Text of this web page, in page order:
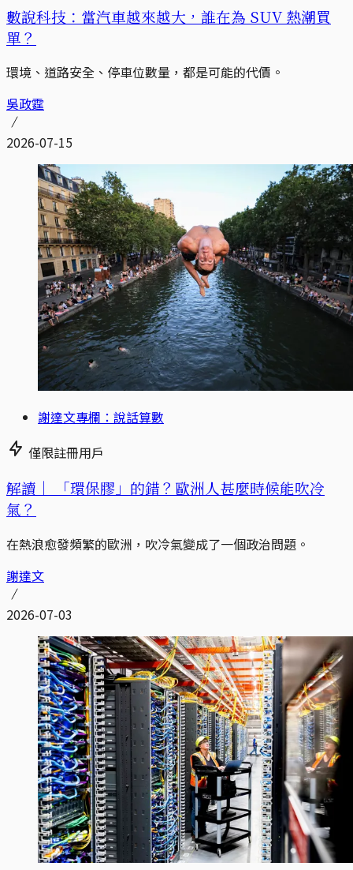
數說科技：當汽車越來越大，誰在為 SUV 熱潮買
單？
環境、道路安全、停車位數量，都是可能的代價。
吳政霆
2026-07-15
謝達文專欄：說話算數
僅限註冊用戶
解讀｜
「環保膠」的錯？歐洲人甚麼時候能吹冷
氣？
在熱浪愈發頻繁的歐洲，吹冷氣變成了一個政治問題。
謝達文
2026-07-03